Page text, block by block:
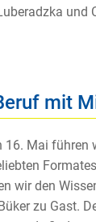
und
mit
16. Mai führen
wir den
zu Gast.